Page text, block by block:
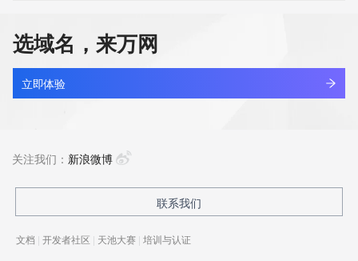
hrnppq.cn
最近查询
查看详情
新注册
选域名，来万网
立即体验
关注我们： 新浪微博
联系我们
文档 | 开发者社区 | 天池大赛 | 培训与认证